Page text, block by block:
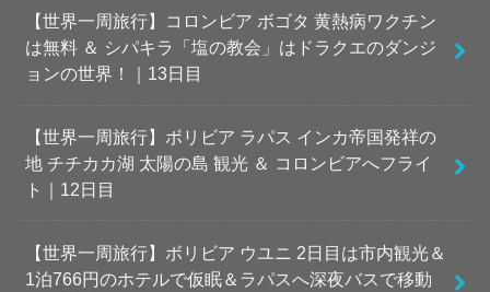
【世界一周旅行】コロンビア ボゴタ 黄熱病ワクチン
は無料 ＆ シパキラ「塩の教会」はドラクエのダンジ
ョンの世界！｜13日目
【世界一周旅行】ボリビア ラパス インカ帝国発祥の
地 チチカカ湖 太陽の島 観光 ＆ コロンビアへフライ
ト｜12日目
【世界一周旅行】ボリビア ウユニ 2日目は市内観光＆
1泊766円のホテルで仮眠＆ラパスへ深夜バスで移動